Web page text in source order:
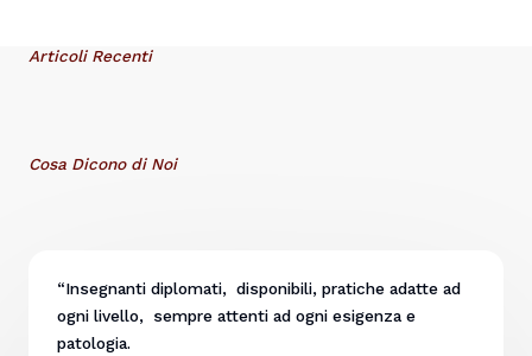
Articoli Recenti
Cosa Dicono di Noi
“Insegnanti diplomati, disponibili, pratiche adatte ad
ogni livello, sempre attenti ad ogni esigenza e
patologia.